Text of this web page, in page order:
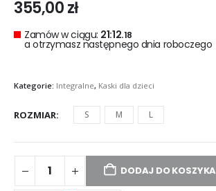
355,00zł
Zamów w ciągu: 21:12.18
a otrzymasz następnego dnia roboczego
Kategorie: Integralne, Kaski dla dzieci
ROZMIAR S M L
DODAJ DO KOSZYKA